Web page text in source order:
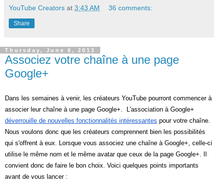
YouTube Creators at 3:43 AM 36 comments:
Share
Thursday, June 6, 2013
Associez votre chaîne à une page
Google+
Dans les semaines à venir, les créateurs YouTube pourront commencer à
déverrouille de nouvelles fonctionnalités intéressantes pour votre chaîne.
Nous voulons donc que les créateurs comprennent bien les possibilités
qui s'offrent à eux. Lorsque vous associez une chaîne à Google+, celle-ci
utilise le même nom et le même avatar que ceux de la page Google+. Il
convient donc de faire le bon choix. Voici quelques points importants
avant de vous lancer :